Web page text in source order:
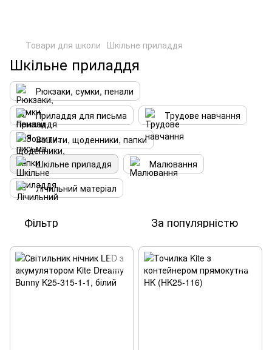
Товари для школи Шкільне приладдя
Шкільне приладдя
Рюкзаки, сумки, пенали
Приладдя для письма
Трудове навчання
Зошити, щоденники, папки
Шкільне приладдя
Малювання
Лічильний матеріал
Фільтр За популярністю